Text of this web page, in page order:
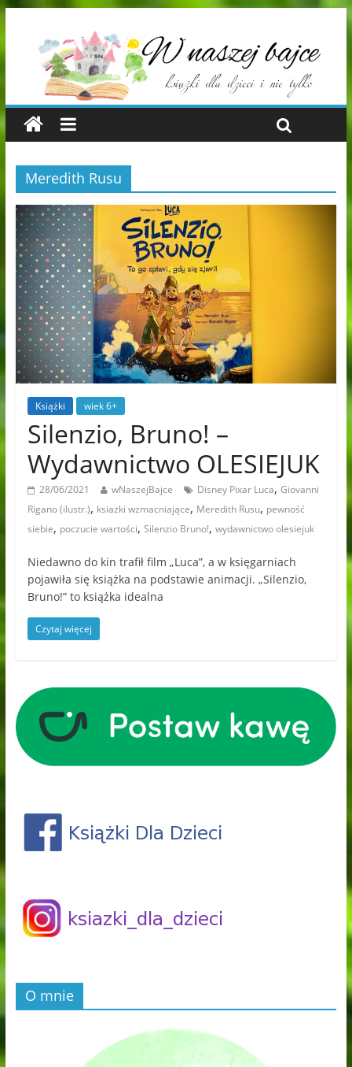
Meredith Rusu
Książki wiek 6+
Silenzio, Bruno! –
Wydawnictwo OLESIEJUK
28/06/2021 wNaszejBajce Disney Pixar Luca, Giovanni
Rigano (ilustr.), ksiażki wzmacniające, Meredith Rusu, pewność
siebie, poczucie wartości, Silenzio Bruno!, wydawnictwo olesiejuk
Niedawno do kin trafił film „Luca”, a w księgarniach
pojawiła się książka na podstawie animacji. „Silenzio,
Bruno!” to książka idealna
Czytaj więcej
O mnie